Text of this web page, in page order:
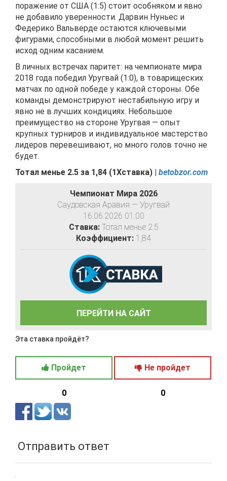
поражение от США (1:5) стоит особняком и явно
не добавило уверенности. Дарвин Нуньес и
Федерико Вальверде остаются ключевыми
фигурами, способными в любой момент решить
исход одним касанием.
В личных встречах паритет: на чемпионате мира
2018 года победил Уругвай (1:0), в товарищеских
матчах по одной победе у каждой стороны. Обе
команды демонстрируют нестабильную игру и
явно не в лучших кондициях. Небольшое
преимущество на стороне Уругвая — опыт
крупных турниров и индивидуальное мастерство
лидеров перевешивают, но много голов точно не
будет.
Тотал менье 2.5 за 1,84 (1Хставка) | betobzor.com
Чемпионат Мира 2026
Саудовская Аравия — Уругвай
16.06.2026 01:00
Ставка:Тотал менье 2.5
Коэффициент: 1,84
ПЕРЕЙТИ НА САЙТ
Эта ставка пройдёт?
Пройдет
0
Не пройдет
0
Отправить ответ